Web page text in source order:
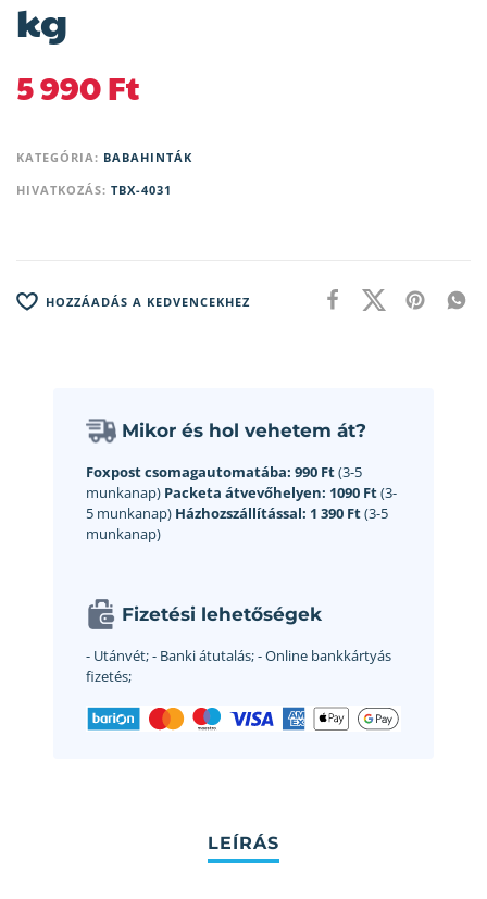
kg
5 990Ft
KATEGÓRIA: BABAHINTÁK
HIVATKOZÁS: TBX-4031
HOZZÁADÁS A KEDVENCEKHEZ
Mikor és hol vehetem át?
Foxpost csomagautomatába: 990 Ft(3-5
munkanap) Packeta átvevőhelyen: 1090 Ft(3-
5 munkanap) Házhozszállítással: 1 390 Ft(3-5
munkanap)
Fizetési lehetőségek
- Utánvét;- Banki átutalás;- Online bankkártyás
fizetés;